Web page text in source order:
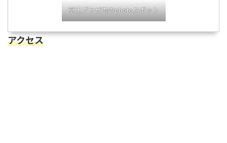
京王プラザ内のphotoスポット
アクセス